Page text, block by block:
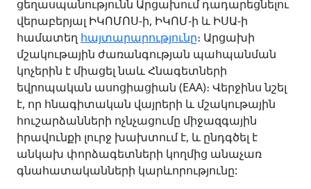
ցեղասպանությունն Արցախում դադարեցնելու
վերաբերյալ ԻԿՈՄՈՍ-ի, ԻԿՈՄ-ի և ԻՍԱ-ի
համատեղ հայտարարությունը։ Արցախի
մշակութային ժառանգության պահպանման
կոչերին է միացել նաև Հնագետների
եվրոպական ասոցիացիան (EAA)։ Վերջինս նշել
է, որ հնագիտական վայրերի և մշակութային
հուշարձանների ոչնչացումը միջազգային
իրավունքի լուրջ խախտում է, և ընդգծել է
անկախ փորձագետների կողմից անաչառ
գնահատականների կարևորությունը: